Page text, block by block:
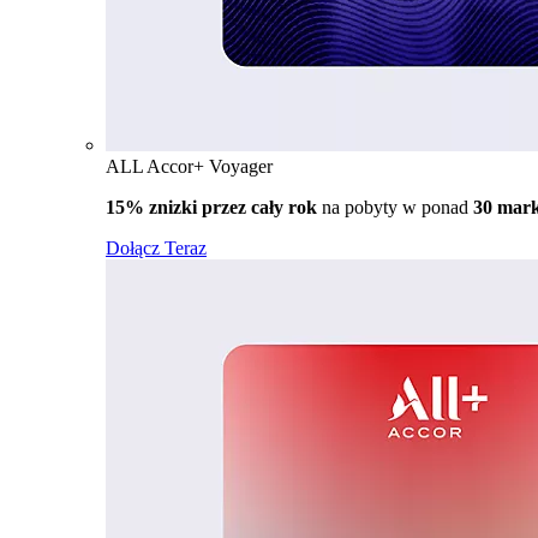
ALL Accor+ Voyager
15% znizki przez cały rok na pobyty w ponad 30
Dołącz Teraz